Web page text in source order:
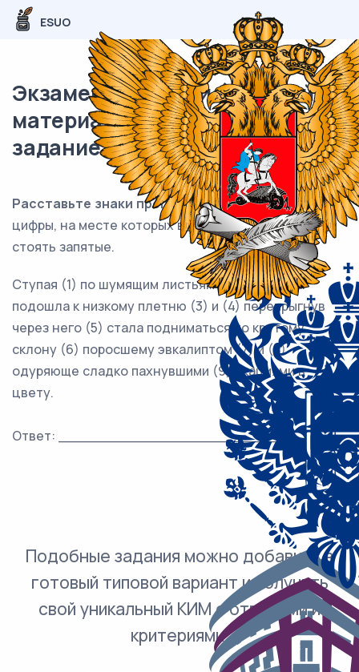
ESUO
Экзаменационный (типовой)
материал ЕГЭ / Русский / 17
задание (24) / 103
Расставьте знаки препинания: укажите все
цифры, на месте которых в предложении должны
стоять запятые.
Ступая (1) по шумящим листьям тыквы (2) она
подошла к низкому плетню (3) и (4) перепрыгнув
через него (5) стала подниматься по крутому
склону (6) поросшему эвкалиптом (7) и (8)
одуряюще сладко пахнувшими (9) акациями в
цвету.
Ответ: ___________________________.
Подобные задания можно добавить в
готовый типовой вариант и получить
свой уникальный КИМ с ответами и
критериями.